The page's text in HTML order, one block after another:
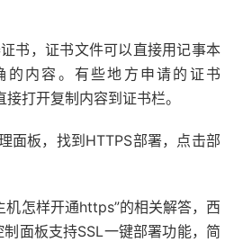
证书，证书文件可以直接用记事本
的内容。有些地方申请的证书
打开复制内容到证书栏。
面板，找到HTTPS部署，点击部
怎样开通https”的相关解答， 西
制面板支持SSL一键部署功能，简